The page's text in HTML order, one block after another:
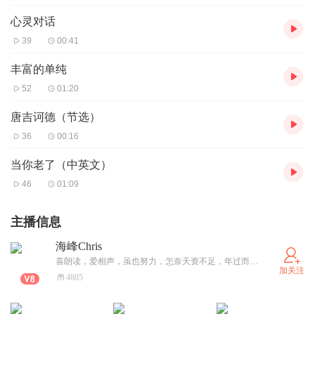
心灵对话
39 00:41
丰富的单纯
52 01:20
唐吉诃德（节选）
36 00:16
当你老了（中英文）
46 01:09
主播信息
海峰Chris
喜朗读，爱相声，虽也努力，怎奈天资不足，年过而立之年，小学生而已。各位客官，见笑了！
4885
加关注